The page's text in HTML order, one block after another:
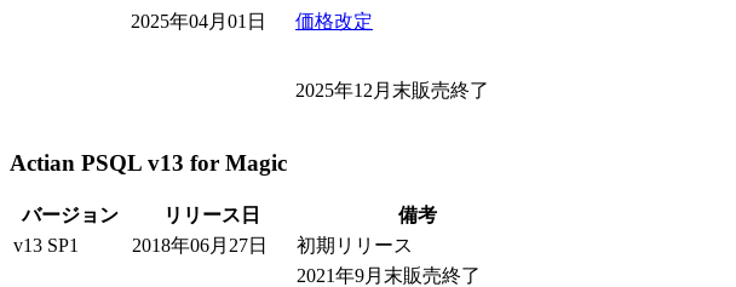
2025年04月01日 価格改定
2025年12月末販売終了
Actian PSQL v13 for Magic
バージョン リリース日
備考
v13 SP1
2018年06月27日
初期リリース
2021年9月末販売終了